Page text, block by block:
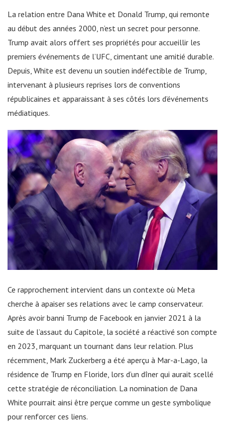
La relation entre Dana White et Donald Trump, qui remonte
au début des années 2000, n’est un secret pour personne.
Trump avait alors offert ses propriétés pour accueillir les
premiers événements de l’UFC, cimentant une amitié durable.
Depuis, White est devenu un soutien indéfectible de Trump,
intervenant à plusieurs reprises lors de conventions
républicaines et apparaissant à ses côtés lors d’événements
médiatiques.
Ce rapprochement intervient dans un contexte où Meta
cherche à apaiser ses relations avec le camp conservateur.
Après avoir banni Trump de Facebook en janvier 2021 à la
suite de l’assaut du Capitole, la société a réactivé son compte
en 2023, marquant un tournant dans leur relation. Plus
récemment, Mark Zuckerberg a été aperçu à Mar-a-Lago, la
résidence de Trump en Floride, lors d’un dîner qui aurait scellé
cette stratégie de réconciliation. La nomination de Dana
White pourrait ainsi être perçue comme un geste symbolique
pour renforcer ces liens.